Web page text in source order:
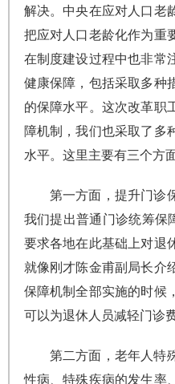
解决。中央在应对人口老
把应对人口老龄化作为重
在制度建设过程中也非常
健康保障，包括采取多种
的保障水平。这次改革职
障机制，我们也采取了多
水平。这里主要有三个方
第一方面，提升门诊
我们提出普通门诊统筹保
要求各地在此基础上对退
就像刚才陈金甫副局长介
保障机制全部实施的时候
可以为退休人员减轻门诊
第二方面，老年人特
性病、特殊疾病的发生率